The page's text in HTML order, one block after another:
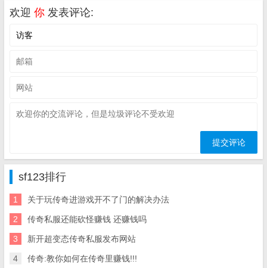
欢迎 你 发表评论:
sf123排行
1 关于玩传奇进游戏开不了门的解决办法
2 传奇私服还能砍怪赚钱 还赚钱吗
3 新开超变态传奇私服发布网站
4 传奇:教你如何在传奇里赚钱!!!